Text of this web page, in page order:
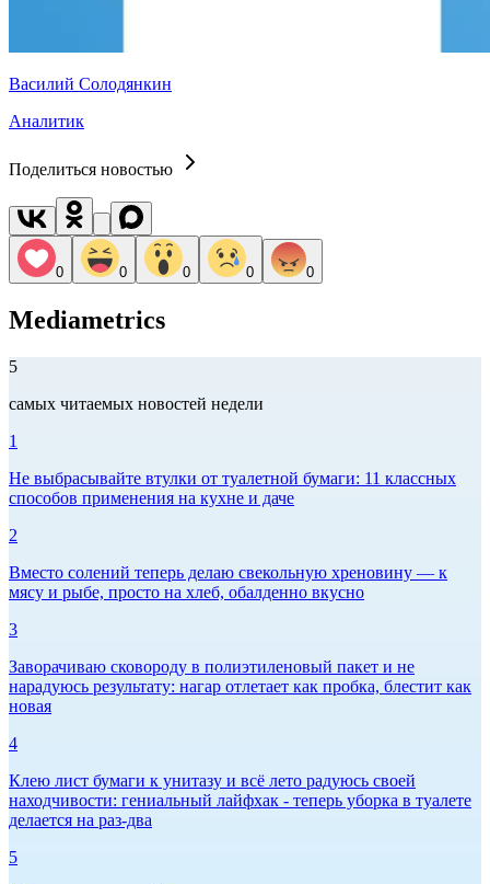
Василий Солодянкин
Аналитик
Поделиться новостью
0 0 0 0 0
Mediametrics
5
самых читаемых новостей недели
1
Не выбрасывайте втулки от туалетной бумаги: 11 классных
способов применения на кухне и даче
2
Вместо солений теперь делаю свекольную хреновину — к
мясу и рыбе, просто на хлеб, обалденно вкусно
3
Заворачиваю сковороду в полиэтиленовый пакет и не
нарадуюсь результату: нагар отлетает как пробка, блестит как
новая
4
Клею лист бумаги к унитазу и всё лето радуюсь своей
находчивости: гениальный лайфхак - теперь уборка в туалете
делается на раз-два
5